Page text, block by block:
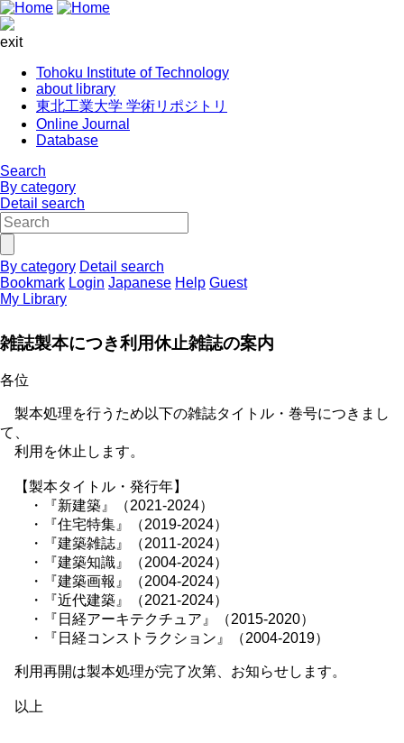
exit
Tohoku Institute of Technology
about library
東北工業大学 学術リポジトリ
Online Journal
Database
Search
By category
Detail search
By category Detail search
Bookmark Login Japanese Help Guest
My Library
雑誌製本につき利用休止雑誌の案内
各位
製本処理を行うため以下の雑誌タイトル・巻号につきまし
て、
利用を休止します。
【製本タイトル・発行年】
・『新建築』（2021-2024）
・『住宅特集』（2019-2024）
・『建築雑誌』（2011-2024）
・『建築知識』（2004-2024）
・『建築画報』（2004-2024）
・『近代建築』（2021-2024）
・『日経アーキテクチュア』（2015-2020）
・『日経コンストラクション』（2004-2019）
利用再開は製本処理が完了次第、お知らせします。
以上